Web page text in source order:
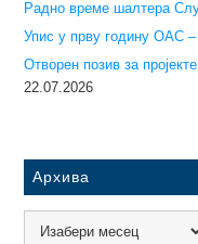
Радно време шалтера
Упис у прву годину
Отворен позив за
22.07.2026
Архива